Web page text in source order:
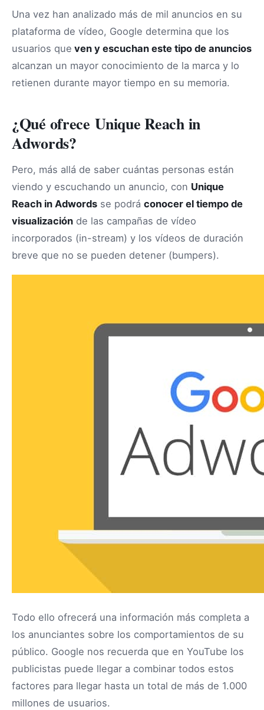
Una vez han analizado más de mil anuncios en su
plataforma de vídeo, Google determina que los
usuarios que ven y escuchan este tipo de anuncios
alcanzan un mayor conocimiento de la marca y lo
retienen durante mayor tiempo en su memoria.
¿Qué ofrece Unique Reach in
Adwords?
Pero, más allá de saber cuántas personas están
viendo y escuchando un anuncio, con Unique
Reach in Adwords se podrá conocer el tiempo de
visualización de las campañas de vídeo
incorporados (in-stream) y los vídeos de duración
breve que no se pueden detener (bumpers).
Todo ello ofrecerá una información más completa a
los anunciantes sobre los comportamientos de su
público. Google nos recuerda que en YouTube los
publicistas puede llegar a combinar todos estos
factores para llegar hasta un total de más de 1.000
millones de usuarios.